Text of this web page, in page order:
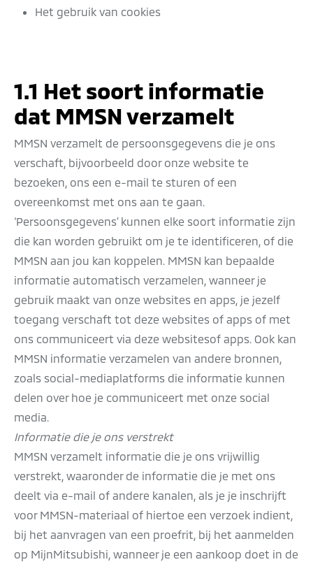
Het gebruik van cookies
1.1 Het soort informatie
dat MMSN verzamelt
MMSN verzamelt de persoonsgegevens die je ons
verschaft, bijvoorbeeld door onze website te
bezoeken, ons een e-mail te sturen of een
overeenkomst met ons aan te gaan.
‘Persoonsgegevens’ kunnen elke soort informatie zijn
die kan worden gebruikt om je te identificeren, of die
MMSN aan jou kan koppelen. MMSN kan bepaalde
informatie automatisch verzamelen, wanneer je
gebruik maakt van onze websites en apps, je jezelf
toegang verschaft tot deze websites of apps of met
ons communiceert via deze websitesof apps. Ook kan
MMSN informatie verzamelen van andere bronnen,
zoals social-mediaplatforms die informatie kunnen
delen over hoe je communiceert met onze social
media.
Informatie die je ons verstrekt
MMSN verzamelt informatie die je ons vrijwillig
verstrekt, waaronder de informatie die je met ons
deelt via e-mail of andere kanalen, als je je inschrijft
voor MMSN-materiaal of hiertoe een verzoek indient,
bij het aanvragen van een proefrit, bij het aanmelden
op MijnMitsubishi, wanneer je een aankoop doet in de